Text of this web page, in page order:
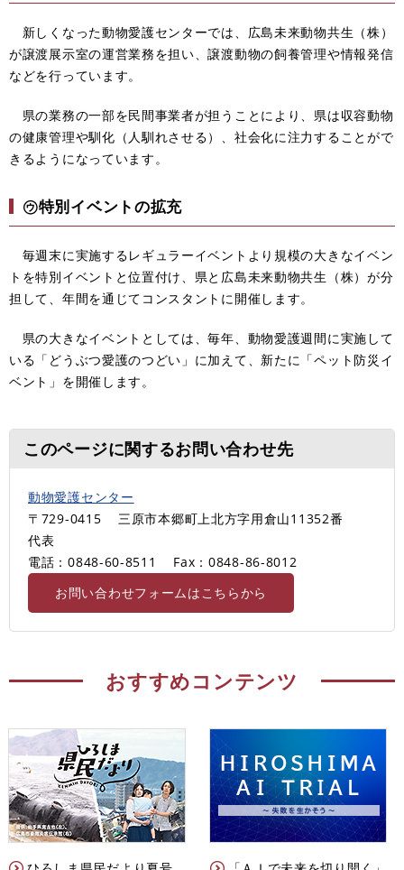
新しくなった動物愛護センターでは、広島未来動物共生（株）
が譲渡展示室の運営業務を担い、譲渡動物の飼養管理や情報発信
などを行っています。
県の業務の一部を民間事業者が担うことにより、県は収容動物
の健康管理や馴化（人馴れさせる）、社会化に注力することがで
きるようになっています。
㋒特別イベントの拡充
毎週末に実施するレギュラーイベントより規模の大きなイベン
トを特別イベントと位置付け、県と広島未来動物共生（株）が分
担して、年間を通じてコンスタントに開催します。
県の大きなイベントとしては、毎年、動物愛護週間に実施して
いる「どうぶつ愛護のつどい」に加えて、新たに「ペット防災イ
ベント」を開催します。
このページに関するお問い合わせ先
動物愛護センター
〒729-0415
三原市本郷町上北方字用倉山11352番
代表
電話：0848-60-8511
Fax：0848-86-8012
お問い合わせフォームはこちらから
おすすめコンテンツ